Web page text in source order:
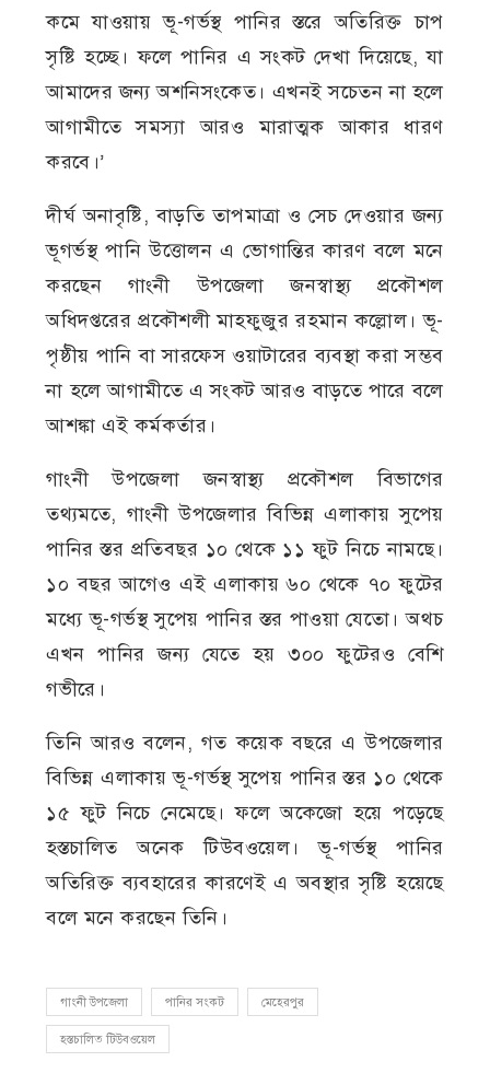
কমে যাওয়ায় ভূ-গর্ভস্থ পানির স্তরে অতিরিক্ত চাপ
সৃষ্টি হচ্ছে। ফলে পানির এ সংকট দেখা দিয়েছে, যা
আমাদের জন্য অশনিসংকেত। এখনই সচেতন না হলে
আগামীতে সমস্যা আরও মারাত্মক আকার ধারণ
করবে।’
দীর্ঘ অনাবৃষ্টি, বাড়তি তাপমাত্রা ও সেচ দেওয়ার জন্য
ভূগর্ভস্থ পানি উত্তোলন এ ভোগান্তির কারণ বলে মনে
করছেন গাংনী উপজেলা জনস্বাস্থ্য প্রকৌশল
অধিদপ্তরের প্রকৌশলী মাহফুজুর রহমান কল্লোল। ভূ-
পৃষ্ঠীয় পানি বা সারফেস ওয়াটারের ব্যবস্থা করা সম্ভব
না হলে আগামীতে এ সংকট আরও বাড়তে পারে বলে
আশঙ্কা এই কর্মকর্তার।
গাংনী উপজেলা জনস্বাস্থ্য প্রকৌশল বিভাগের
তথ্যমতে, গাংনী উপজেলার বিভিন্ন এলাকায় সুপেয়
পানির স্তর প্রতিবছর ১০ থেকে ১১ ফুট নিচে নামছে।
১০ বছর আগেও এই এলাকায় ৬০ থেকে ৭০ ফুটের
মধ্যে ভূ-গর্ভস্থ সুপেয় পানির স্তর পাওয়া যেতো। অথচ
এখন পানির জন্য যেতে হয় ৩০০ ফুটেরও বেশি
গভীরে।
তিনি আরও বলেন, গত কয়েক বছরে এ উপজেলার
বিভিন্ন এলাকায় ভূ-গর্ভস্থ সুপেয় পানির স্তর ১০ থেকে
১৫ ফুট নিচে নেমেছে। ফলে অকেজো হয়ে পড়েছে
হস্তচালিত অনেক টিউবওয়েল। ভূ-গর্ভস্থ পানির
অতিরিক্ত ব্যবহারের কারণেই এ অবস্থার সৃষ্টি হয়েছে
বলে মনে করছেন তিনি।
গাংনী উপজেলা পানির সংকট মেহেরপুর
হস্তচালিত টিউবওয়েল